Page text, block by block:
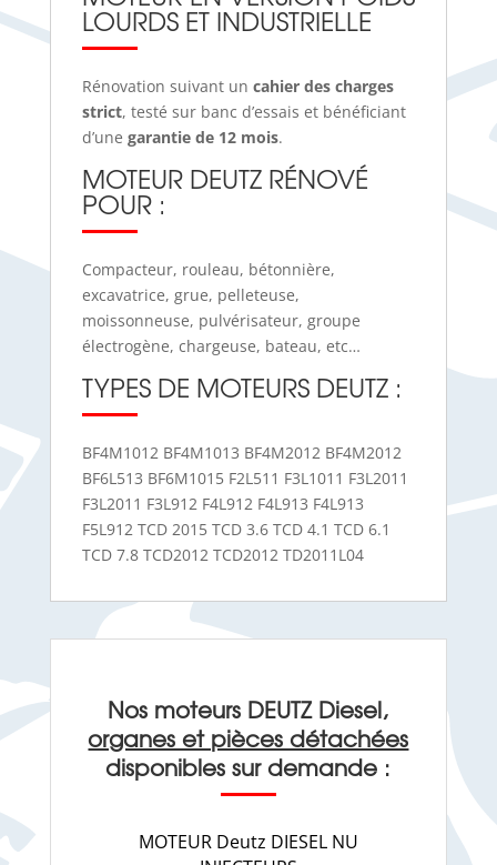
LOURDS ET INDUSTRIELLE
Rénovation suivant un cahier des charges
strict, testé sur banc d’essais et bénéficiant
d’une garantie de 12 mois.
MOTEUR DEUTZ RÉNOVÉ
POUR :
Compacteur, rouleau, bétonnière,
excavatrice, grue, pelleteuse,
moissonneuse, pulvérisateur, groupe
électrogène, chargeuse, bateau, etc…
TYPES DE MOTEURS DEUTZ :
BF4M1012 BF4M1013 BF4M2012 BF4M2012
BF6L513 BF6M1015 F2L511 F3L1011 F3L2011
F3L2011 F3L912 F4L912 F4L913 F4L913
F5L912 TCD 2015 TCD 3.6 TCD 4.1 TCD 6.1
TCD 7.8 TCD2012 TCD2012 TD2011L04
Nos moteurs DEUTZ Diesel,
organes et pièces détachées
disponibles sur demande :
MOTEUR Deutz DIESEL NU